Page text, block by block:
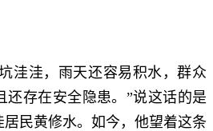
洼洼，雨天还容易积水，群众
还存在安全隐患。”说这话的是
民黄修水。如今，他望着这条